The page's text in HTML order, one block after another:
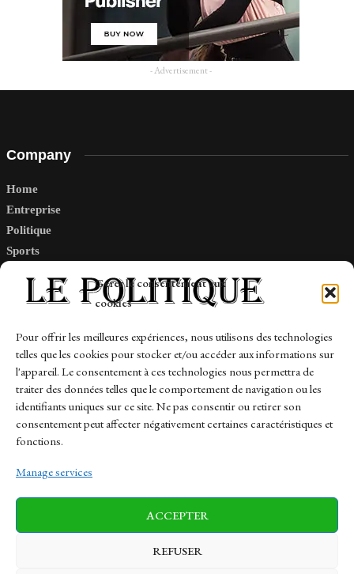
Gérer le consentement aux
cookies
Pour offrir les meilleures expériences, nous utilisons des technologies
telles que les cookies pour stocker et/ou accéder aux informations sur
l'appareil. Le consentement à ces technologies nous permettra de
traiter des données telles que le comportement de navigation ou les
identifiants uniques sur ce site. Ne pas consentir ou retirer son
consentement peut affecter négativement certaines caractéristiques et
fonctions.
Manage services
ACCEPTER
REFUSER
- Advertisement -
Company
Home
Entreprise
Politique
Sports
Links
Contact
Sitemap
News Finance-Marches Politics
Business Tech Health Sports Travel